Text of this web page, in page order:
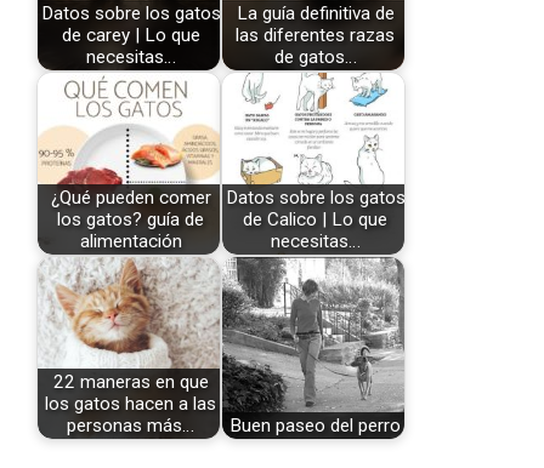
Datos sobre los gatos
de carey | Lo que
necesitas…
La guía definitiva de
las diferentes razas
de gatos…
¿Qué pueden comer
los gatos? guía de
alimentación
Datos sobre los gatos
de Calico | Lo que
necesitas…
22 maneras en que
los gatos hacen a las
personas más…
Buen paseo del perro